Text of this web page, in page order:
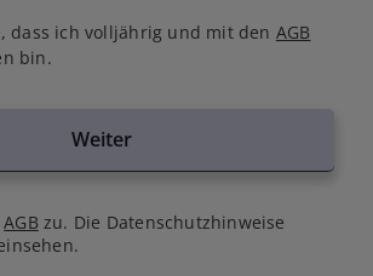
dass ich volljährig und mit den AGB
bin.
Weiter
AGB zu. Die Datenschutzhinweise